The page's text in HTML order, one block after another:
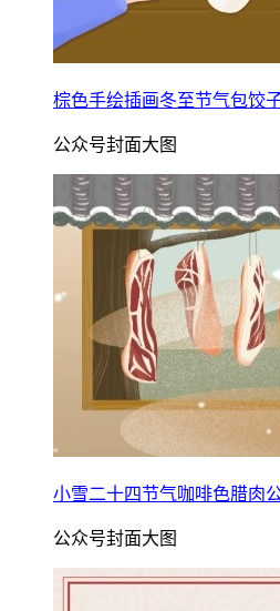
棕色手绘插画冬至节气包饺
公众号封面大图
小雪二十四节气咖啡色腊肉
公众号封面大图